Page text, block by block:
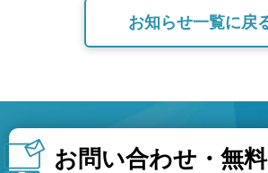
お知らせ一覧に戻
お問い合わせ・ 無